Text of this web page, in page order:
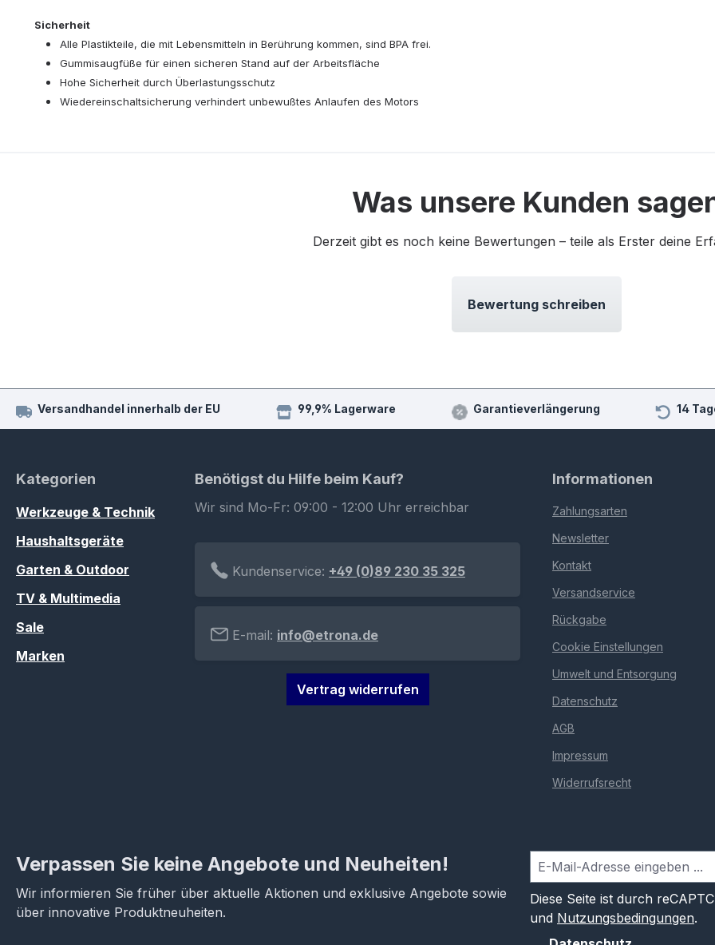
Sicherheit
Alle Plastikteile, die mit Lebensmitteln in Berührung kommen, sind BPA frei.
Gummisaugfüße für einen sicheren Stand auf der Arbeitsfläche
Hohe Sicherheit durch Überlastungsschutz
Wiedereinschaltsicherung verhindert unbewußtes Anlaufen des Motors
Was unsere Kunden
Derzeit gibt es noch keine Bewertungen – teile als Erster deine
Bewertung schreiben
Versandhandel innerhalb der EU 99,9% Lagerware Garantieverlängerung 14
Kategorien
Werkzeuge & Technik
Haushaltsgeräte
Garten & Outdoor
TV & Multimedia
Sale
Marken
Benötigst du Hilfe beim Kauf?
Wir sind Mo-Fr: 09:00 - 12:00 Uhr erreichbar
Kundenservice: +49 (0)89 230 35 325
E-mail: info@etrona.de
Vertrag widerrufen
Informationen
Zahlungsarten
Newsletter
Kontakt
Versandservice
Rückgabe
Cookie Einstellungen
Umwelt und Entsorgung
Datenschutz
AGB
Impressum
Widerrufsrecht
Verpassen Sie keine Angebote und Neuheiten!
Wir informieren Sie früher über aktuelle Aktionen und exklusive Angebote sowie
über innovative Produktneuheiten.
Diese Seite ist durch
und Nutzungsbedingungen.